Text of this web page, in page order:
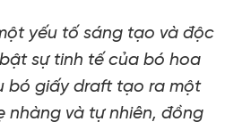
yếu tố sáng tạo và độc
sự tinh tế của bó hoa
bó giấy draft tạo ra một
nhàng và tự nhiên, đồng